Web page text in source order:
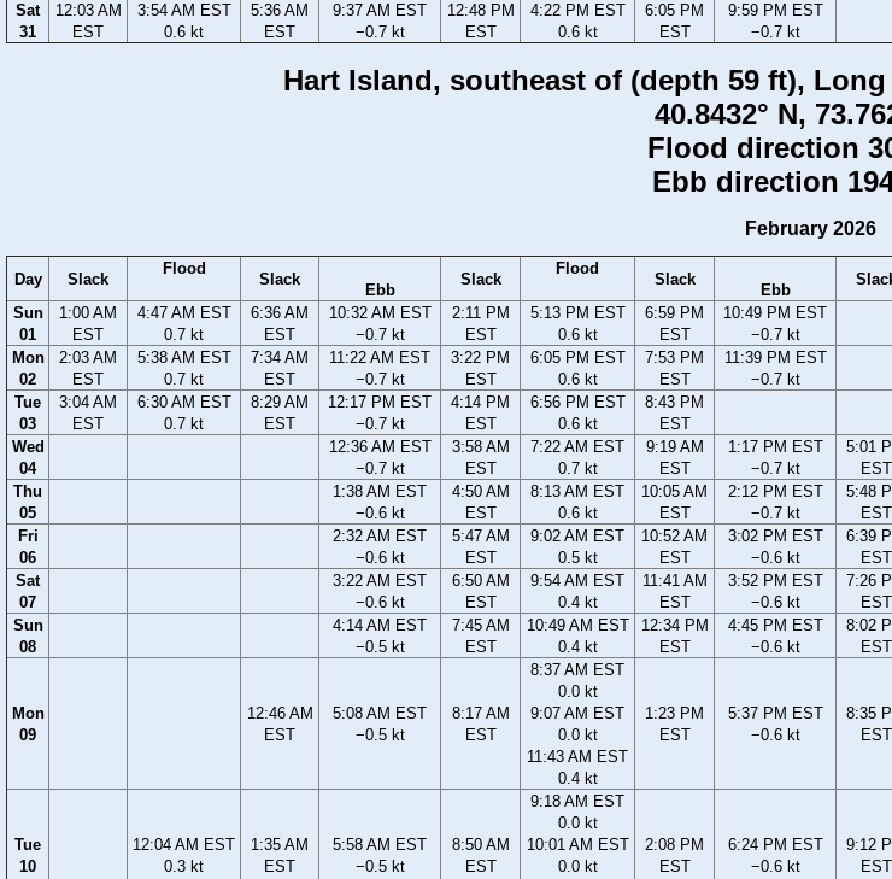
Sat
31
12:03 AM
EST
3:54 AM EST
0.6 kt
5:36 AM
EST
9:37 AM EST
−0.7 kt
12:48 PM
EST
4:22 PM EST
0.6 kt
6:05 PM
EST
9:59 PM EST
−0.7 kt
Hart Island, southeast of (depth 59 ft),
40.8432° N,
Flood direction
Ebb direction
February 2026
Day Slack
Flood
Slack
Ebb
Slack
Flood
Slack
Ebb
Sun
01
1:00 AM
EST
4:47 AM EST
0.7 kt
6:36 AM
EST
10:32 AM EST
−0.7 kt
2:11 PM
EST
5:13 PM EST
0.6 kt
6:59 PM
EST
10:49 PM EST
−0.7 kt
Mon
02
2:03 AM
EST
5:38 AM EST
0.7 kt
7:34 AM
EST
11:22 AM EST
−0.7 kt
3:22 PM
EST
6:05 PM EST
0.6 kt
7:53 PM
EST
11:39 PM EST
−0.7 kt
Tue
03
3:04 AM
EST
6:30 AM EST
0.7 kt
8:29 AM
EST
12:17 PM EST
−0.7 kt
4:14 PM
EST
6:56 PM EST
0.6 kt
8:43 PM
EST
Wed
04
12:36 AM EST
−0.7 kt
3:58 AM
EST
7:22 AM EST
0.7 kt
9:19 AM
EST
1:17 PM EST
−0.7 kt
5:01
EST
Thu
05
1:38 AM EST
−0.6 kt
4:50 AM
EST
8:13 AM EST
0.6 kt
10:05 AM
EST
2:12 PM EST
−0.7 kt
5:48
EST
Fri
06
2:32 AM EST
−0.6 kt
5:47 AM
EST
9:02 AM EST
0.5 kt
10:52 AM
EST
3:02 PM EST
−0.6 kt
6:39
EST
Sat
07
3:22 AM EST
−0.6 kt
6:50 AM
EST
9:54 AM EST
0.4 kt
11:41 AM
EST
3:52 PM EST
−0.6 kt
7:26
EST
Sun
08
4:14 AM EST
−0.5 kt
7:45 AM
EST
10:49 AM EST
0.4 kt
12:34 PM
EST
4:45 PM EST
−0.6 kt
8:02
EST
Mon
09
12:46 AM
EST
5:08 AM EST
−0.5 kt
8:17 AM
EST
8:37 AM EST
0.0 kt
9:07 AM EST
0.0 kt
11:43 AM EST
0.4 kt
1:23 PM
EST
5:37 PM EST
−0.6 kt
8:35
EST
Tue
10
12:04 AM EST
0.3 kt
1:35 AM
EST
5:58 AM EST
−0.5 kt
8:50 AM
EST
9:18 AM EST
0.0 kt
10:01 AM EST
0.0 kt
2:08 PM
EST
6:24 PM EST
−0.6 kt
9:12
EST